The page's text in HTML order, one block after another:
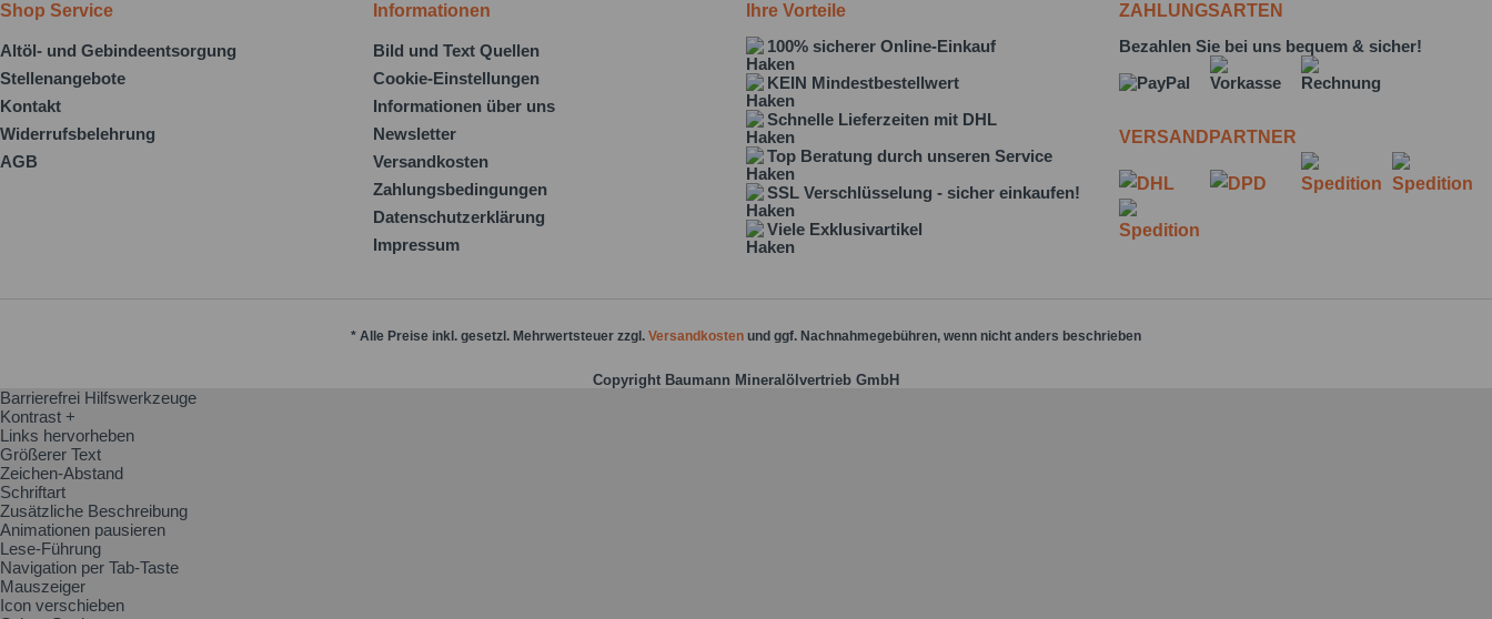
Shop Service
Altöl- und Gebindeentsorgung
Stellenangebote
Kontakt
Widerrufsbelehrung
AGB
Informationen
Bild und Text Quellen
Cookie-Einstellungen
Informationen über uns
Newsletter
Versandkosten
Zahlungsbedingungen
Datenschutzerklärung
Impressum
Ihre Vorteile
100% sicherer Online-Einkauf
KEIN Mindestbestellwert
Schnelle Lieferzeiten mit DHL
Top Beratung durch unseren Service
SSL Verschlüsselung - sicher einkaufen!
Viele Exklusivartikel
ZAHLUNGSARTEN
Bezahlen Sie bei uns bequem & sicher!
VERSANDPARTNER
* Alle Preise inkl. gesetzl. Mehrwertsteuer zzgl. Versandkosten und ggf. Nachnahmegebühren, wenn nicht anders beschrieben
Copyright Baumann Mineralölvertrieb GmbH
Barrierefrei Hilfswerkzeuge
Kontrast +
Links hervorheben
Größerer Text
Zeichen-Abstand
Schriftart
Zusätzliche Beschreibung
Animationen pausieren
Lese-Führung
Navigation per Tab-Taste
Mauszeiger
Icon verschieben